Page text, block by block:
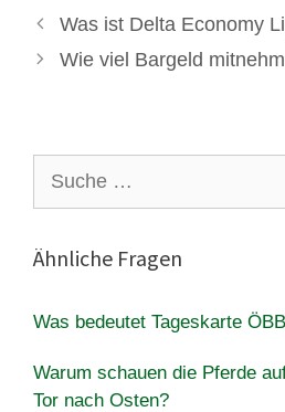
Was ist Delta Economy
Wie viel Bargeld
nach:
Ähnliche Fragen
Was bedeutet Tageskarte
Warum schauen die Pferde
Tor nach Osten?